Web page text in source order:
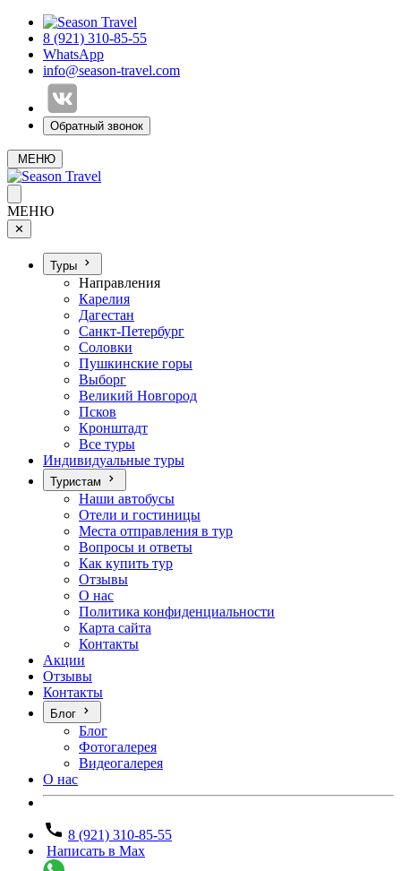
8 (921) 310-85-55
WhatsApp
info@season-travel.com
Обратный звонок
МЕНЮ
МЕНЮ
✕
Туры
Направления
Карелия
Дагестан
Санкт-Петербург
Соловки
Пушкинские горы
Выборг
Великий Новгород
Псков
Кронштадт
Все туры
Индивидуальные туры
Туристам
Наши автобусы
Отели и гостиницы
Места отправления в тур
Вопросы и ответы
Как купить тур
Отзывы
О нас
Политика конфиденциальности
Карта сайта
Контакты
Акции
Отзывы
Контакты
Блог
Блог
Фотогалерея
Видеогалерея
О нас
8 (921) 310-85-55
Написать в Max